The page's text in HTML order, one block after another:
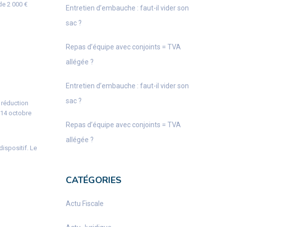
2 000 €
octobre
Le
Entretien d’embauche : faut-il vider son
sac ?
Repas d’équipe avec conjoints = TVA
allégée ?
Entretien d’embauche : faut-il vider son
sac ?
Repas d’équipe avec conjoints = TVA
allégée ?
CATÉGORIES
Actu Fiscale